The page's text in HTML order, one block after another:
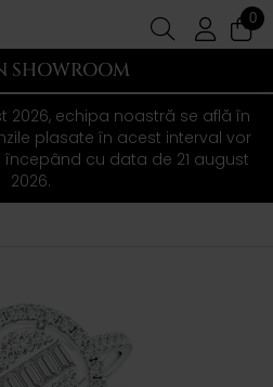
0
SHOWROOM
2026, echipa noastră se află în
plasate în acest interval vor
cu data de 21 august
2026.